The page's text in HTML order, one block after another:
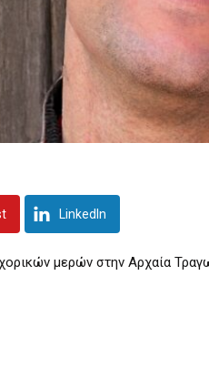
LinkedIn
μερών στην Αρχαία